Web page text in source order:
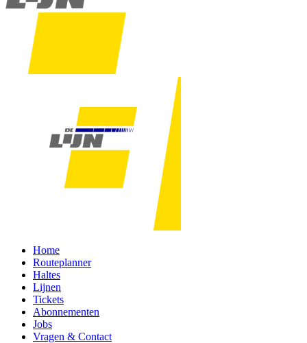
Home
Routeplanner
Haltes
Lijnen
Tickets
Abonnementen
Jobs
Vragen & Contact